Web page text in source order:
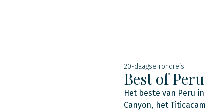
20-daagse rondreis
Best of Peru
Het beste van Peru
Canyon, het